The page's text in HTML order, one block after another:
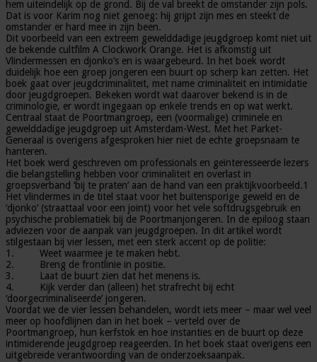
hem uiteindelijk op de grond. Bij de val breekt de omstander zijn pols.
Dat is voor Karim nog niet genoeg: hij grijpt zijn mes en steekt de
omstander er hard mee in zijn been.
Dit voorbeeld van een extreem gewelddadige jeugdgroep komt niet uit
de bekende cultfilm A Clockwork Orange. Het is afkomstig uit
Vlindermessen en djonko’s en is waargebeurd. In het boek wordt
duidelijk hoe een groep jongeren een buurt op scherp kan zetten. Het
boek gaat over jeugdcriminaliteit, met name criminaliteit en intimidatie
door jeugdgroepen. Bekeken wordt wat daarover bekend is in de
criminologie, er wordt ingegaan op enkele trends en op wat werkt.
Centraal staat de Poortmangroep, een (voormalige) criminele en
gewelddadige jeugdgroep uit Amsterdam-West. Met het Parket-
Generaal is overigens afgesproken hier niet de echte groepsnaam te
hanteren.
Het boek werd geschreven om professionals en geïnteresseerde lezers
die belangstelling hebben voor criminaliteit en overlast in
groepsverband ‘bij te praten’ aan de hand van een praktijkvoorbeeld.1
Het vlindermes in de titel staat voor het buitensporige geweld en de
‘djonko’ (straattaal voor een joint) voor het vele softdrugsgebruik en
psychische problematiek bij de Poortmanjongeren. In de epiloog staan
adviezen voor de aanpak van jeugdgroepen. In dit artikel wordt
stilgestaan bij vier lessen, met een sterk accent op de politie:
1. Weet waarmee je te maken hebt.
2. Breng de frontlinie in positie.
3. Laat de buurt zien dat het menens is.
4. Kijk verder dan (alleen) het strafrecht bij echt
‘doorgecriminaliseerde’ jongeren.
Voordat we de vier lessen behandelen, wordt iets meer – maar wel veel
meer op hoofdlijnen dan in het boek – verteld over de
Poortmangroep, hun kerfstok en hoe instanties en de buurt op deze
intimiderende jeugdgroep reageerden. In het boek staat overigens een
uitgebreide verantwoording van de onderzoeksaanpak.